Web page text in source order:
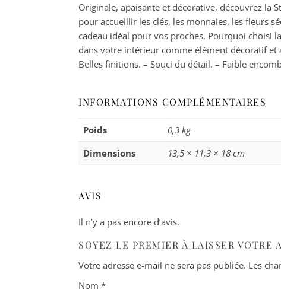
Originale, apaisante et décorative, découvrez la
pour accueillir les clés, les monnaies, les fleurs
cadeau idéal pour vos proches. Pourquoi choisi
dans votre intérieur comme élément décoratif
Belles finitions. – Souci du détail. – Faible
INFORMATIONS COMPLÉMENTAIRES
Poids
0,3 kg
Dimensions
13,5 × 11,3 × 18 cm
AVIS
Il n’y a pas encore d’avis.
SOYEZ LE PREMIER À LAISSER VOTRE
Votre adresse e-mail ne sera pas publiée. Les
Nom *